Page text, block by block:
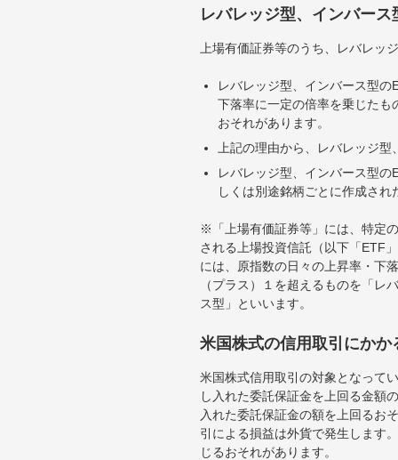
レバレッジ型、インバー
上場有価証券等のうち、レバレ
レバレッジ型、インバース型
下落率に一定の倍率を乗じた
おそれがあります。
上記の理由から、レバレッジ
レバレッジ型、インバース型
しくは別途銘柄ごとに作成さ
※「上場有価証券等」には、特定
される上場投資信託（以下「ETF
には、原指数の日々の上昇率・下
（プラス）１を超えるものを「
ス型」といいます。
米国株式の信用取引にかか
米国株式信用取引の対象となって
し入れた委託保証金を上回る金額
入れた委託保証金の額を上回るお
引による損益は外貨で発生します
じるおそれがあります。